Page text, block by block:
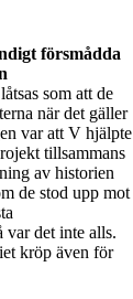
försmådda
som att de
när det gäller
var att V hjälpte
tillsammans
av historien
de stod upp mot
var det inte alls.
kröp även för